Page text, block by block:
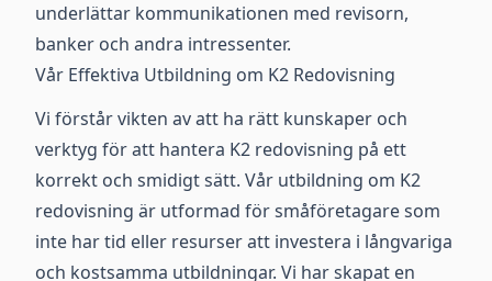
underlättar kommunikationen med revisorn,
banker och andra intressenter.
Vår Effektiva Utbildning om K2 Redovisning
Vi förstår vikten av att ha rätt kunskaper och
verktyg för att hantera K2 redovisning på ett
korrekt och smidigt sätt. Vår utbildning om K2
redovisning är utformad för småföretagare som
inte har tid eller resurser att investera i långvariga
och kostsamma utbildningar. Vi har skapat en